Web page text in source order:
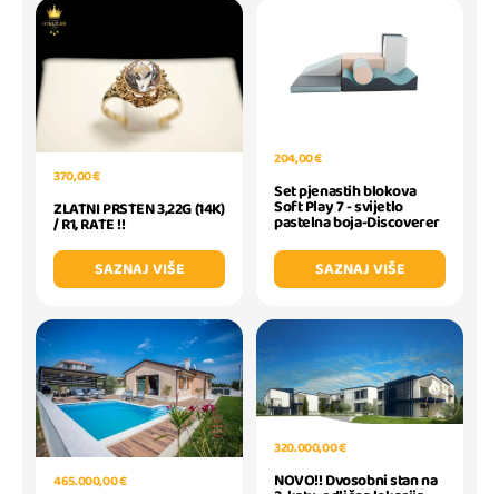
370,00 €
ZLATNI PRSTEN 3,22G (14K)
/ R1, RATE !!
SAZNAJ VIŠE
204,00 €
Set pjenastih blokova
Soft Play 7 - svijetlo
pastelna boja-Discoverer
SAZNAJ VIŠE
465.000,00 €
320.000,00 €
NOVO!! Dvosobni stan na